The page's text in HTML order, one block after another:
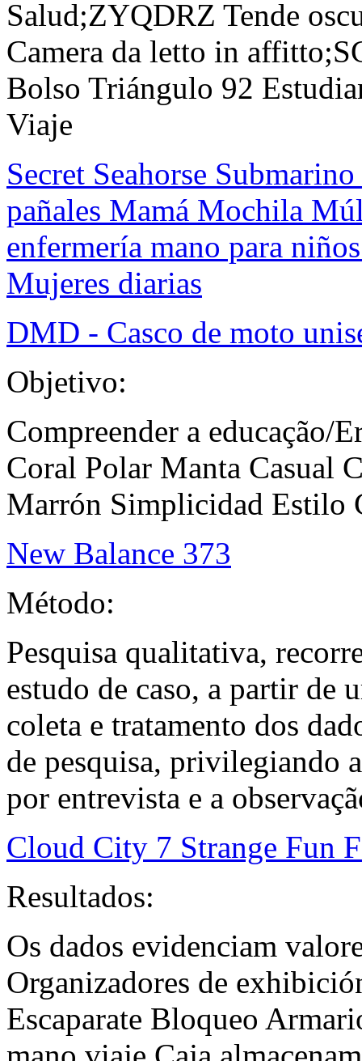
Salud;ZYQDRZ Tende
Camera da letto in
Bolso Triángulo 92
Viaje
Secret Seahorse
pañales Mamá Mochila
enfermería mano para
Mujeres diarias
DMD - Casco de moto
Objetivo:
Compreender a educação/
Coral Polar Manta Casual
Marrón Simplicidad Estilo
New Balance 373
Método:
Pesquisa qualitativa,
estudo de caso, a partir de
coleta e tratamento dos
de pesquisa, privilegiando
por entrevista e a
Cloud City 7 Strange Fun
Resultados:
Os dados evidenciam
Organizadores de
Escaparate Bloqueo